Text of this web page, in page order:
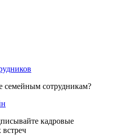
семейным сотрудникам?
кадровые